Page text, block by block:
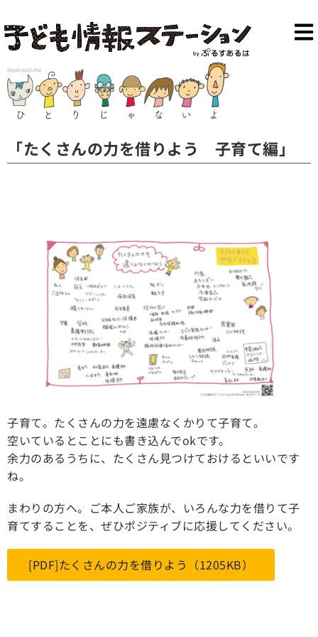
「たくさんの力を借りよう 子育て編」
子育て。たくさんの力を遠慮なくかりて子育て。
空いているとことにも書き込んでokです。
余力のあるうちに、たくさん見つけておけるといいです
ね。
まわりの方へ。ご本人ご家族が、いろんな力を借りて子
育てすることを、ぜひポジティブに応援してください。
[PDF]たくさんの力を借りよう（1205KB）